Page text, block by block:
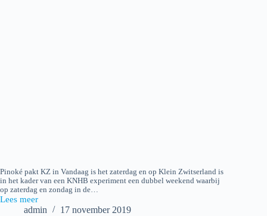
Pinoké pakt KZ in Vandaag is het zaterdag en op Klein Zwitserland is
in het kader van een KNHB experiment een dubbel weekend waarbij
op zaterdag en zondag in de…
Lees meer
2019-
admin 17 november 2019